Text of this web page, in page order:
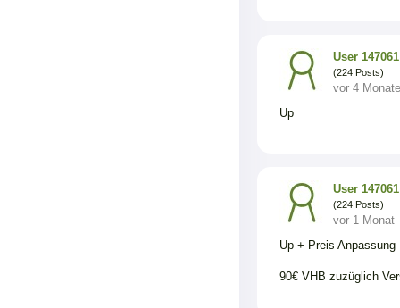
User 147061
(224 Posts)
vor 4
Up
User 147061
(224 Posts)
vor 1 Monat
Up + Preis Anpassung
90€ VHB zuzüglich